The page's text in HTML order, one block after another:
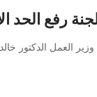
رفع الحد
العمل الدكتور